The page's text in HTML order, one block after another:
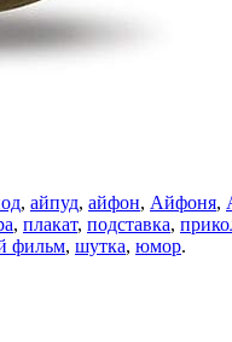
, айпуд, айфон, Айфоня,
, плакат, подставка,
фильм, шутка, юмор.